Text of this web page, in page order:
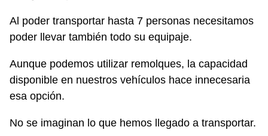
Al poder transportar hasta 7 personas necesitamos
poder llevar también todo su equipaje.
Aunque podemos utilizar remolques, la capacidad
disponible en nuestros vehículos hace innecesaria
esa opción.
No se imaginan lo que hemos llegado a transportar.